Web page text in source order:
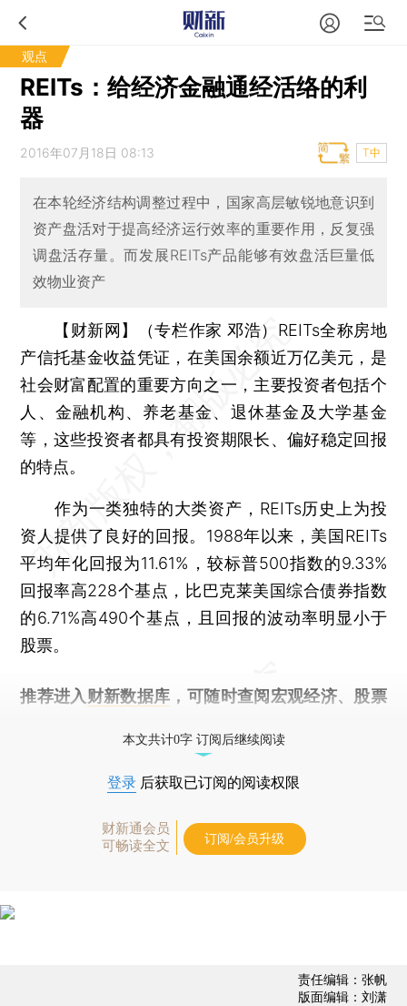
观点
REITs：给经济金融通经活络的利
器
2016年07月18日 08:13 T中
在本轮经济结构调整过程中，国家高层敏锐地意识到
资产盘活对于提高经济运行效率的重要作用，反复强
调盘活存量。而发展REITs产品能够有效盘活巨量低
效物业资产
【财新网】（专栏作家 邓浩） REITs全称房地
产信托基金收益凭证，在美国余额近万亿美元，是
社会财富配置的重要方向之一，主要投资者包括个
人、金融机构、养老基金、退休基金及大学基金
等，这些投资者都具有投资期限长、偏好稳定回报
的特点。
作为一类独特的大类资产，REITs历史上为投
资人提供了良好的回报。1988年以来，美国REITs
平均年化回报为11.61%，较标普500指数的9.33%
回报率高228个基点，比巴克莱美国综合债券指数
的6.71%高490个基点，且回报的波动率明显小于
股票。
推荐进入 财新数据库 ，可随时查阅宏观经济、股票
本文共计0字 订阅后继续阅读
登录 后获取已订阅的阅读权限
财新通会员
可畅读全文
订阅/会员升级
责任编辑：张帆
版面编辑：刘潇